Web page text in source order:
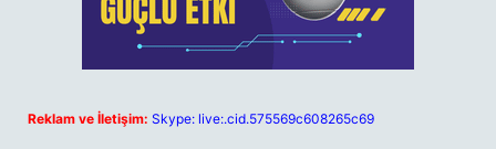
Reklam ve İletişim: Skype: live:.cid.575569c608265c69